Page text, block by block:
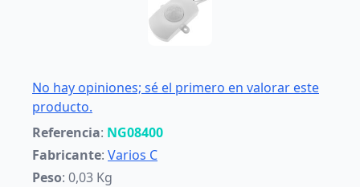
No hay opiniones; sé el primero en valorar este
producto.
Referencia: NG08400
Fabricante: Varios C
Peso: 0,03 Kg